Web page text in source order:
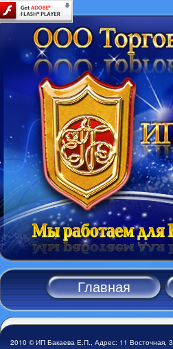
Skip to main content
Главная
2010 © ИП Бакаева Е.П., Адрес: 11 Восточная, 3